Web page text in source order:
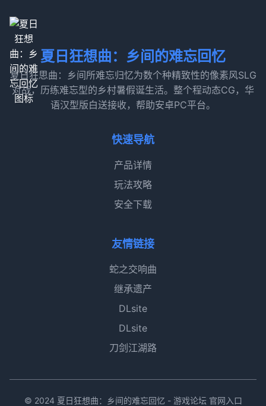
夏日狂想曲：乡间的难忘回忆
夏日狂思曲：乡间所难忘归忆为数个种精致性的像素风SLG
对战，历练难忘型的乡村暑假诞生活。整个程动态CG，华
语汉型版白送接收，帮助安卓PC平台。
快速导航
产品详情
玩法攻略
安全下载
友情链接
蛇之交响曲
继承遗产
DLsite
DLsite
刀剑江湖路
© 2024 夏日狂想曲：乡间的难忘回忆 - 游戏论坛 官网入口